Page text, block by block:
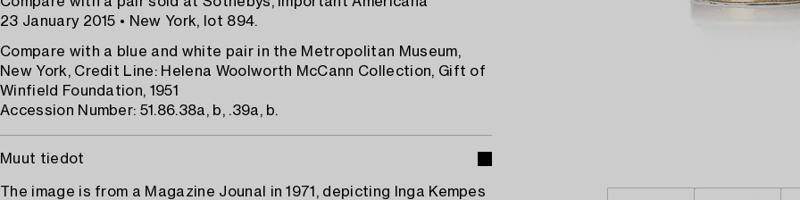
23 January 2015 • New York, lot 894.
Compare with a blue and white pair in the Metropolitan Museum,
New York, Credit Line: Helena Woolworth McCann Collection, Gift of
Winfield Foundation, 1951
Accession Number: 51.86.38a, b, .39a, b.
Muut tiedot
The image is from a Magazine Jounal in 1971, depicting Inga Kempes